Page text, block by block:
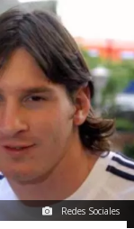
Redes Sociales